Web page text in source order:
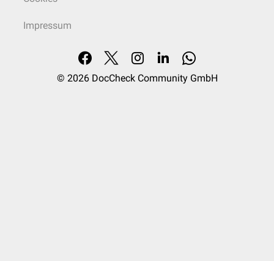
Impressum
© 2026 DocCheck Community GmbH